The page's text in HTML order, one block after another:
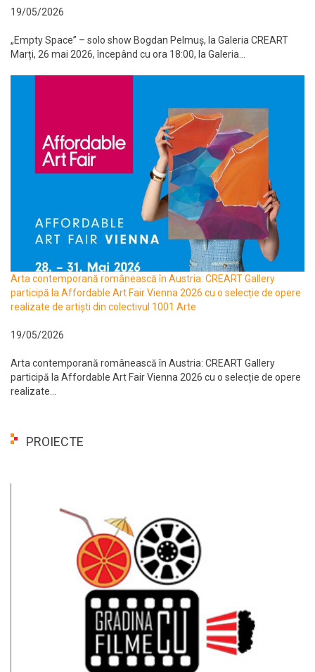
19/05/2026
„Empty Space” – solo show Bogdan Pelmuș, la Galeria CREART
Marți, 26 mai 2026, începând cu ora 18:00, la Galeria...
Arta contemporană românească în Austria: CREART Gallery
participă la Affordable Art Fair Vienna 2026 cu o selecție de opere
realizate de artiști din colectivul 1001 Arte
19/05/2026
Arta contemporană românească în Austria: CREART Gallery
participă la Affordable Art Fair Vienna 2026 cu o selecție de opere
realizate...
PROIECTE